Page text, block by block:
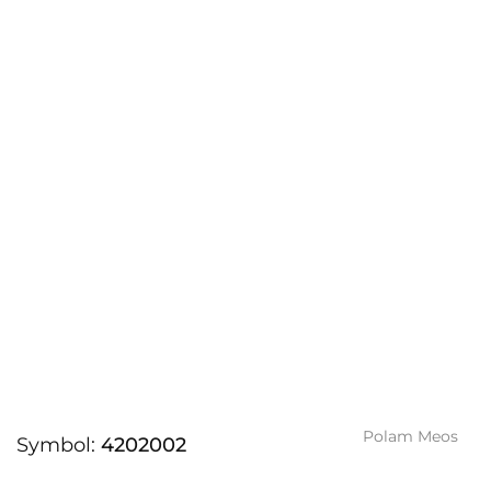
Symbol: 4202002 Polam Meos